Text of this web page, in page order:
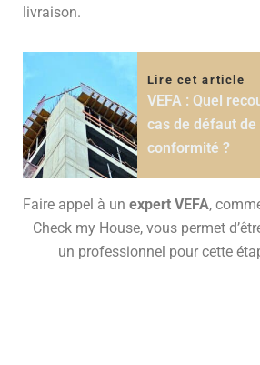
livraison.
Lire cet article
VEFA : Quel
cas de défaut de
conformité ?
Faire appel à un expert VEFA,
Check my House, vous permet
un professionnel pour cette